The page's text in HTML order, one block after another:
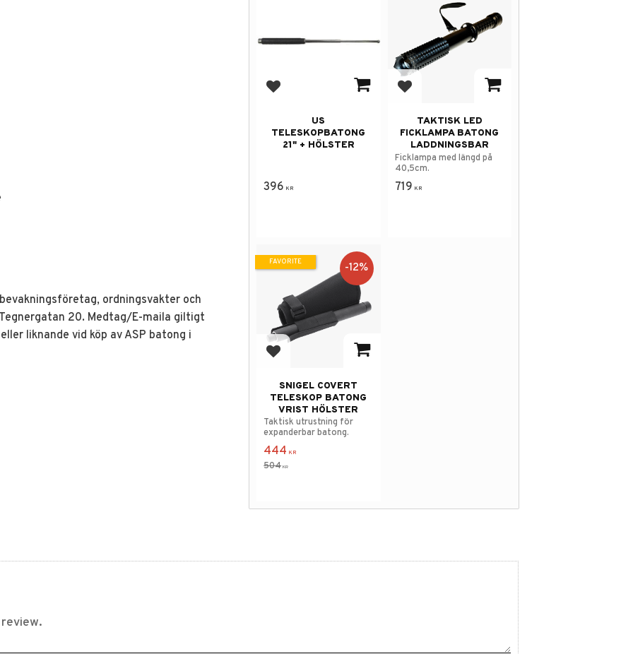
ordningsvakter och
20. Medtag/E-maila giltigt
liknande vid köp av ASP batong i
Add to favorites
US
TELESKOPBATONG
21" + HÖLSTER
396 KR
Add to favorites
TAKTISK LED
FICKLAMPA BATONG
LADDNINGSBAR
Ficklampa med längd på
40,5cm.
719 KR
Add to favorites
SNIGEL COVERT
TELESKOP BATONG
VRIST HÖLSTER
Taktisk utrustning för
expanderbar batong.
444 KR
504KR
12%
FAVORITE